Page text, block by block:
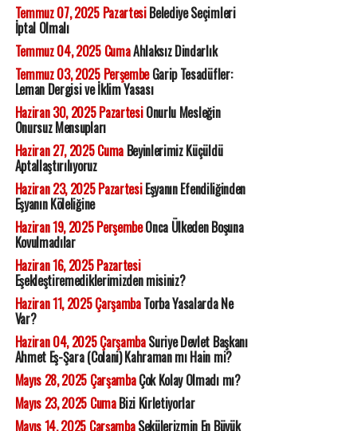
Temmuz 07, 2025 PazartesiBelediye Seçimleri
İptal Olmalı
Temmuz 04, 2025 CumaAhlaksız Dindarlık
Temmuz 03, 2025 PerşembeGarip Tesadüfler:
Leman Dergisi ve İklim Yasası
Haziran 30, 2025 PazartesiOnurlu Mesleğin
Onursuz Mensupları
Haziran 27, 2025 CumaBeyinlerimiz Küçüldü
Aptallaştırılıyoruz
Haziran 23, 2025 PazartesiEşyanın Efendiliğinden
Eşyanın Köleliğine
Haziran 19, 2025 PerşembeOnca Ülkeden Boşuna
Kovulmadılar
Haziran 16, 2025 Pazartesi
Eşekleştiremediklerimizden misiniz?
Haziran 11, 2025 ÇarşambaTorba Yasalarda Ne
Var?
Haziran 04, 2025 ÇarşambaSuriye Devlet Başkanı
Ahmet Eş-Şara (Colani) Kahraman mı Hain mi?
Mayıs 28, 2025 ÇarşambaÇok Kolay Olmadı mı?
Mayıs 23, 2025 CumaBizi Kirletiyorlar
Mayıs 14, 2025 ÇarşambaSekülerizmin En Büyük